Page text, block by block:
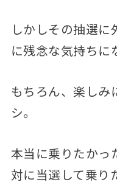
しかしその抽選に
に残念な気持ちに
もちろん、楽しみ
シ。
本当に乗りたかっ
対に当選して乗